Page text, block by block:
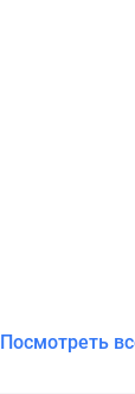
Посмотреть